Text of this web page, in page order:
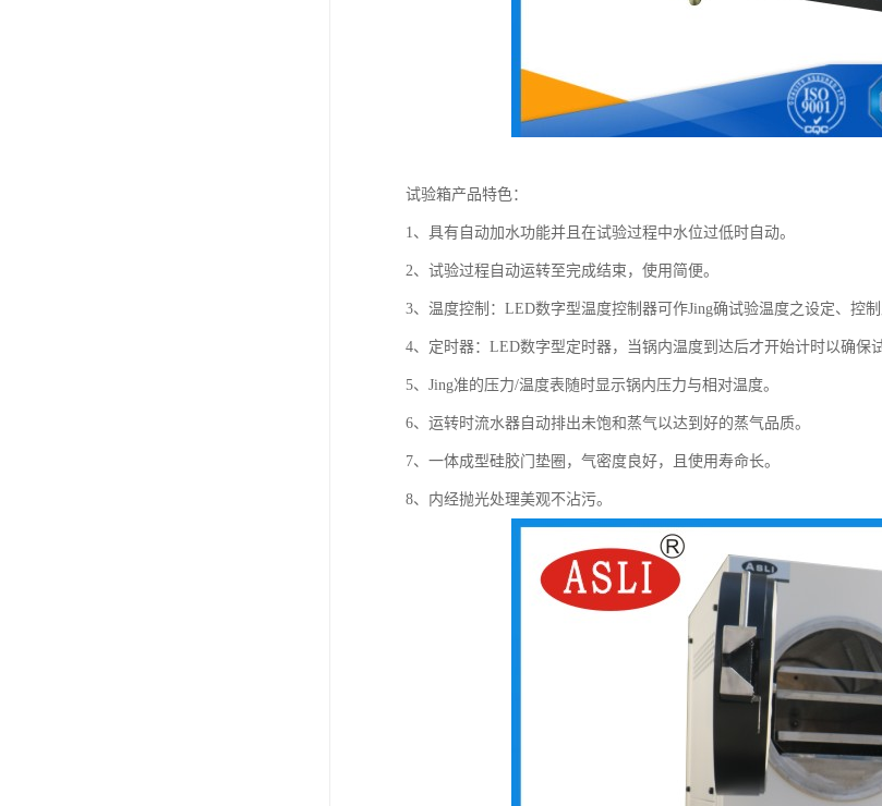
试验箱产品特色：
1、具有自动加水功能并且在试验过程中水位过低时自动。
2、试验过程自动运转至完成结束，使用简便。
3、温度控制：LED数字型温度控制器可作Jing确试验温度之设定、控制
4、定时器：LED数字型定时器，当锅内温度到达后才开始计时以确保
5、Jing准的压力/温度表随时显示锅内压力与相对温度。
6、运转时流水器自动排出未饱和蒸气以达到好的蒸气品质。
7、一体成型硅胶门垫圈，气密度良好，且使用寿命长。
8、内经抛光处理美观不沾污。